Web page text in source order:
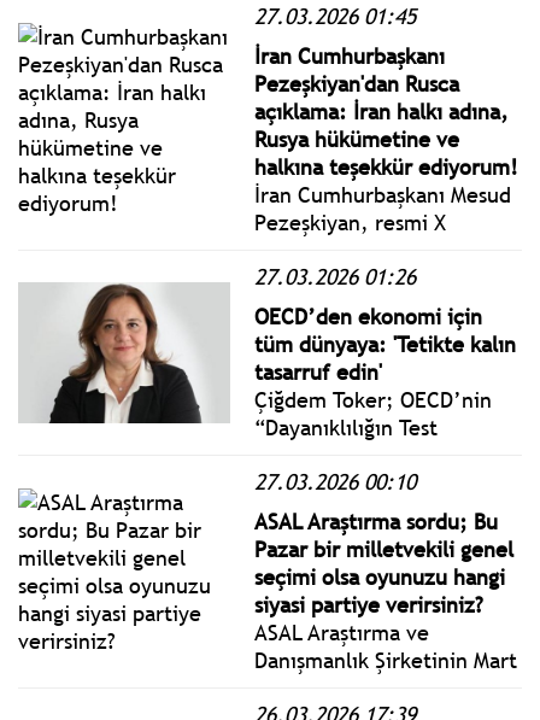
vurmasıyla başlayan ve
İran'ın misilleme
saldırılarıyla devam eden
Orta Doğu'daki savaş 28.
gününe karşılıklı hava
saldırılarıyla girdi.
27.03.2026 01:45
İran Cumhurbaşkanı
Pezeşkiyan'dan Rusca
açıklama: İran halkı adına,
Rusya hükümetine ve
halkına teşekkür ediyorum!
İran Cumhurbaşkanı Mesud
Pezeşkiyan, resmi X
paylaşımda: Başkan Putin'in
mesajları ve Rus halkının
desteği bu savaşta bize
ilham veriyor.
27.03.2026 01:26
OECD’den ekonomi için
tüm dünyaya: 'Tetikte kalın
tasarruf edin'
Çiğdem Toker; OECD’nin
“Dayanıklılığın Test
yayımladığı yeni Ara
Rapor'da bütün ülkelerden
enerji verimliliğini
arttıran, tasarrufu teşvik
edici, araç paylaşımı ve
toplu taşıma araçları
kullanımını özendirici
tedbirler alması istendi.
27.03.2026 00:10
ASAL Araştırma sordu; Bu
Pazar bir milletvekili genel
seçimi olsa oyunuzu hangi
siyasi partiye verirsiniz?
ASAL Araştırma ve
Danışmanlık Şirketinin Mart
26.03.2026 17:39